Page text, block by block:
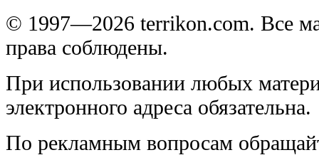
© 1997—2026 terrikon.com. Все
права соблюдены.
При использовании любых
электронного адреса обязательна.
По рекламным вопросам